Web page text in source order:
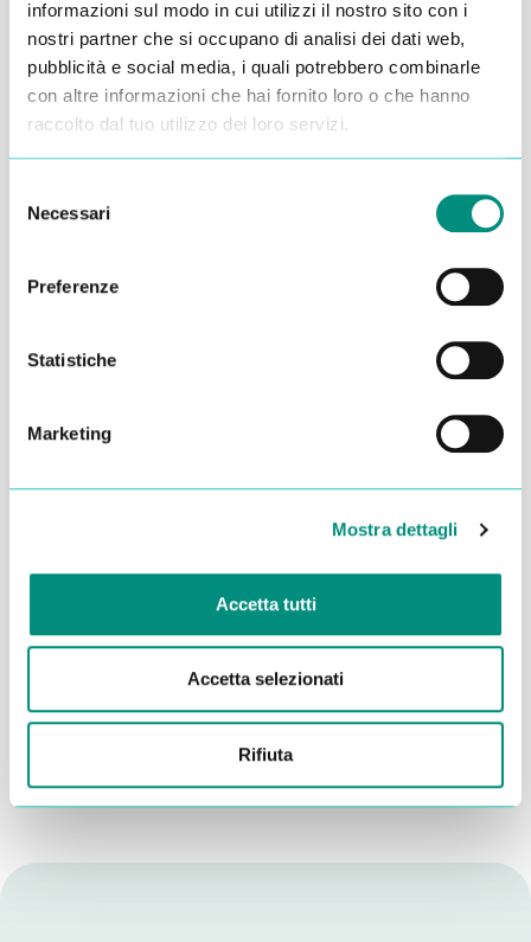
informazioni sul modo in cui utilizzi il nostro sito con i
nostri partner che si occupano di analisi dei dati web,
pubblicità e social media, i quali potrebbero combinarle
con altre informazioni che hai fornito loro o che hanno
raccolto dal tuo utilizzo dei loro servizi.
delNecessari
Preferenze
Statistiche
Marketing
Mostra dettagli
Accetta tutti
Accetta selezionati
Rifiuta
Dichiaro di aver letto laPrivacy Policye acconsento al
trattamento dei miei dati per essere ricontattato
INVIA